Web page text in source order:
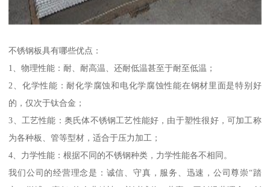
不锈钢板具有哪些优点：
1、物理性能：耐、耐高温、还耐低温甚至于耐至低温；
2、化学性能：耐化学腐蚀和电化学腐蚀性能在钢材里面是特别好
的，仅次于钛合金；
3、工艺性能：奥氏体不锈钢工艺性能好，由于塑性很好，可加工称
为各种板、管等型材，适合于压力加工；
4、力学性能：根据不同的不锈钢种类，力学性能各不相同。
我们公司的经营理念是：诚信、守真，服务、迅速，公司尊崇“踏